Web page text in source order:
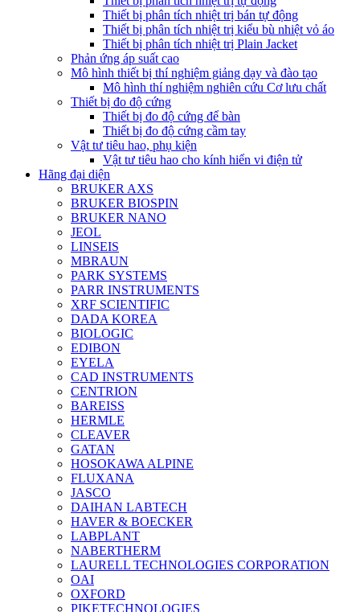
Thiết bị phân tích nhiệt trị bán tự động
Thiết bị phân tích nhiệt trị kiểu bù nhiệt vỏ áo
Thiết bị phân tích nhiệt trị Plain Jacket
Phản ứng áp suất cao
Mô hình thiết bị thí nghiệm giảng dạy và đào tạo
Mô hình thí nghiệm nghiên cứu Cơ lưu chất
Thiết bị đo độ cứng
Thiết bị đo độ cứng để bàn
Thiết bị đo độ cứng cầm tay
Vật tư tiêu hao, phụ kiện
Vật tư tiêu hao cho kính hiển vi điện tử
Hãng đại diện
BRUKER AXS
BRUKER BIOSPIN
BRUKER NANO
JEOL
LINSEIS
MBRAUN
PARK SYSTEMS
PARR INSTRUMENTS
XRF SCIENTIFIC
DADA KOREA
BIOLOGIC
EDIBON
EYELA
CAD INSTRUMENTS
CENTRION
BAREISS
HERMLE
CLEAVER
GATAN
HOSOKAWA ALPINE
FLUXANA
JASCO
DAIHAN LABTECH
HAVER & BOECKER
LABPLANT
NABERTHERM
LAURELL TECHNOLOGIES CORPORATION
OAI
OXFORD
PIKETECHNOLOGIES